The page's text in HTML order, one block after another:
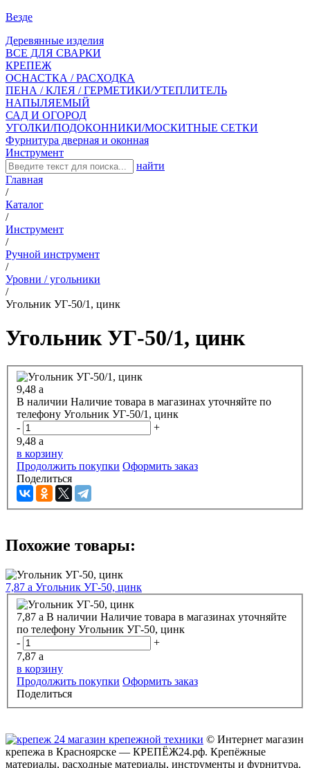
Везде
Деревянные изделия
ВСЕ ДЛЯ СВАРКИ
КРЕПЕЖ
ОСНАСТКА / РАСХОДКА
ПЕНА / КЛЕЯ / ГЕРМЕТИКИ/УТЕПЛИТЕЛЬ
НАПЫЛЯЕМЫЙ
САД И ОГОРОД
УГОЛКИ/ПОДОКОННИКИ/МОСКИТНЫЕ СЕТКИ
Фурнитура дверная и оконная
Инструмент
найти
Главная
/
Каталог
/
Инструмент
/
Ручной инструмент
/
Уровни / угольники
/
Угольник УГ-50/1, цинк
Угольник УГ-50/1, цинк
9,48 a
В наличии Наличие товара в магазинах уточняйте по
телефону Угольник УГ-50/1, цинк
-
+
9,48 a
в корзину
Продолжить покупки Оформить заказ
Поделиться
Похожие товары:
7,87 a Угольник УГ-50, цинк
7,87 a В наличии Наличие товара в магазинах уточняйте
по телефону Угольник УГ-50, цинк
-
+
7,87 a
в корзину
Продолжить покупки Оформить заказ
Поделиться
© Интернет магазин
крепежа в Красноярске — КРЕПЁЖ24.рф. Крепёжные
материалы, расходные материалы, инструменты и фурнитура.